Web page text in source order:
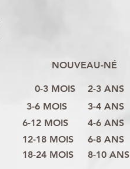
NOUVEAU-NÉ
0-3 MOIS
6-12 MOIS
12-18 MOIS
18-24 MOIS
3-6 MOIS
8-10 ANS
6-8 ANS
4-6 ANS
3-4 ANS
2-3 ANS